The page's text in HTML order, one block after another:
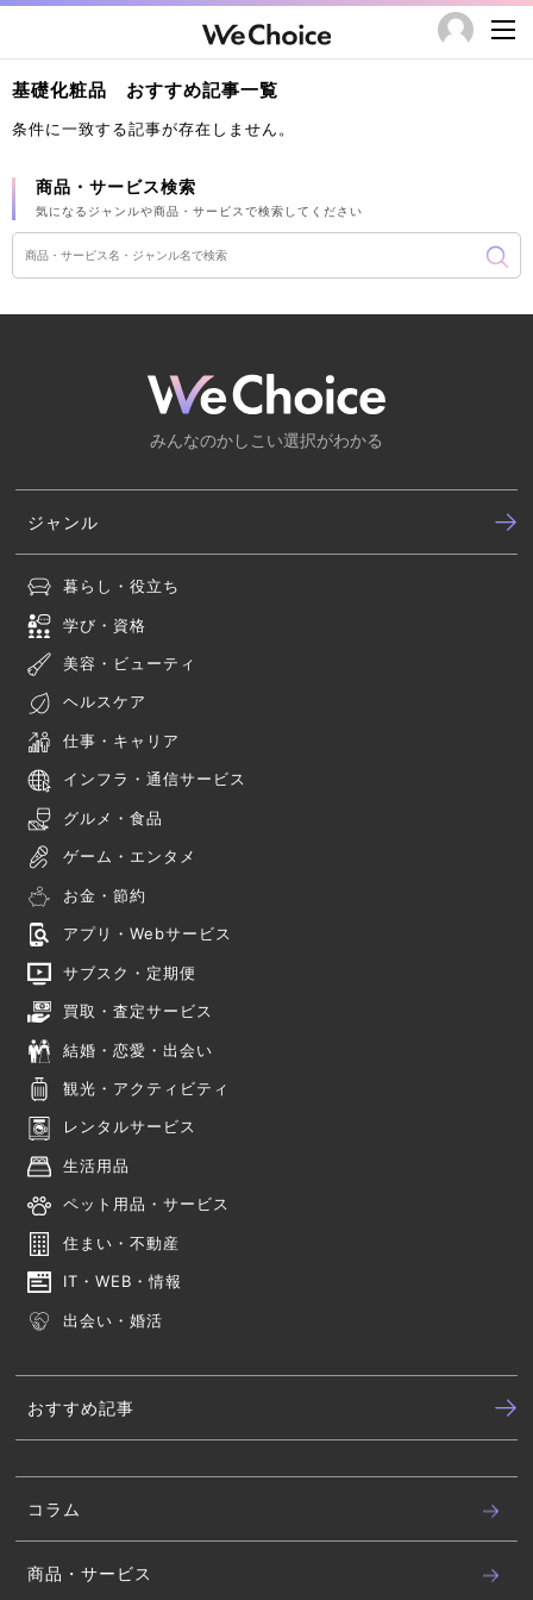
基礎化粧品 おすすめ記事一覧
条件に一致する記事が存在しません。
商品・サービス検索
気になるジャンルや商品・サービスで検索してください
みんなのかしこい選択がわかる
ジャンル
暮らし・役立ち
学び・資格
美容・ビューティ
ヘルスケア
仕事・キャリア
インフラ・通信サービス
グルメ・食品
ゲーム・エンタメ
お金・節約
アプリ・Webサービス
サブスク・定期便
買取・査定サービス
結婚・恋愛・出会い
観光・アクティビティ
レンタルサービス
生活用品
ペット用品・サービス
住まい・不動産
IT・WEB・情報
出会い・婚活
おすすめ記事
コラム
商品・サービス